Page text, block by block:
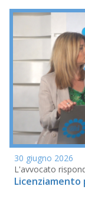
30 giugno 2026
L'avvocato